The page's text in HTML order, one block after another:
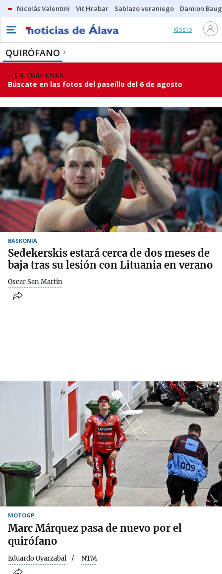
Nicolás Valentini Vit Hrabar Sablazo veraniego Damion
Kiosko
QUIRÓFANO
EN IMÁGENES
Búscate en las fotos del paseíllo del 6 de agosto
BASKONIA
Sedekerskis estará cerca de dos meses de
baja tras su lesión con Lituania en verano
Oscar San Martín
MOTOGP
Marc Márquez pasa de nuevo por el
quirófano
Eduardo Oyarzabal NTM